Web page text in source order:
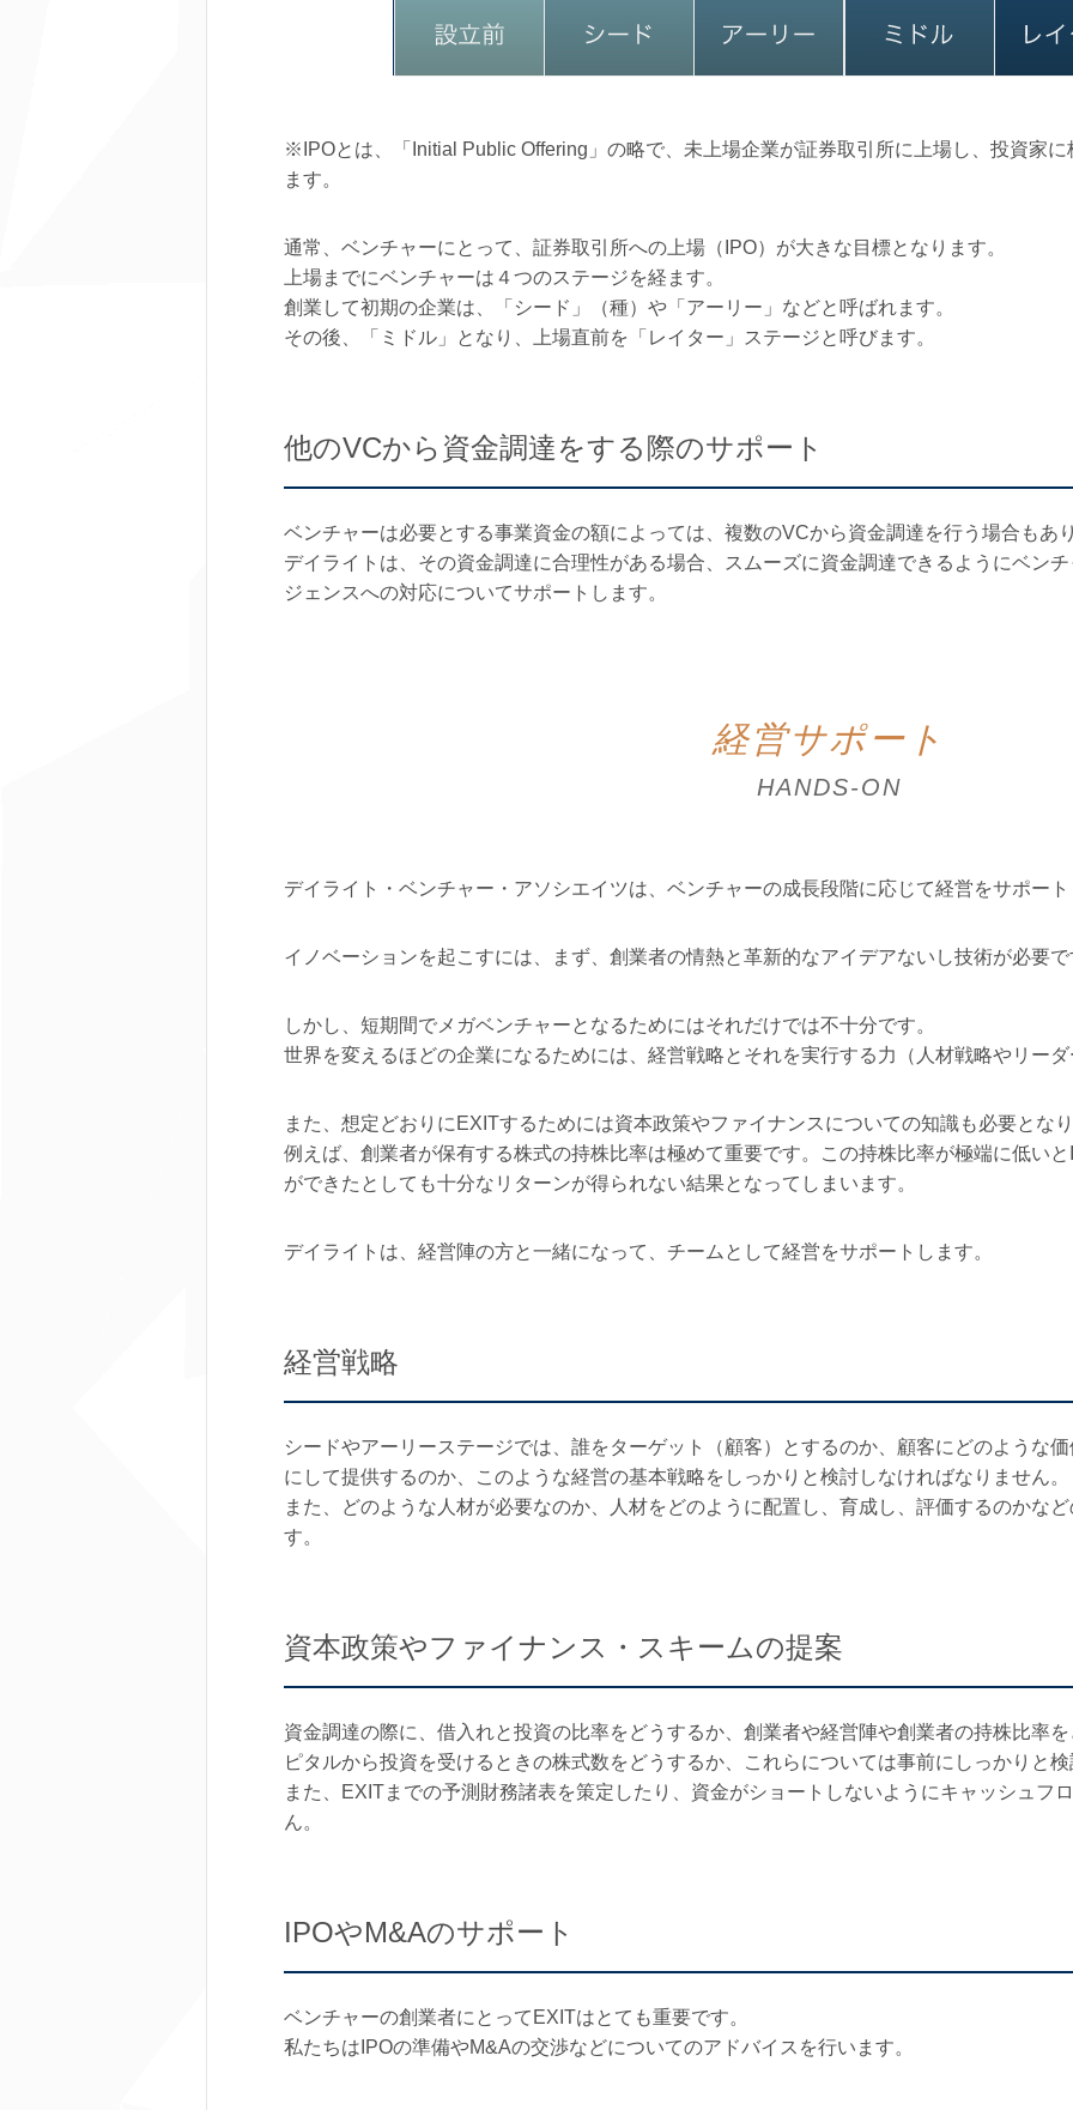
※IPOとは、「Initial Public Offering」の略で、未上場企業が証券取引所に上場し、投資家
ます。
通常、ベンチャーにとって、証券取引所への上場（IPO）が大きな目標となります。
上場までにベンチャーは４つのステージを経ます。
創業して初期の企業は、「シード」（種）や「アーリー」などと呼ばれます。
その後、「ミドル」となり、上場直前を「レイター」ステージと呼びます。
他のVCから資金調達をする際のサポート
ベンチャーは必要とする事業資金の額によっては、複数のVCから資金調達を行う場合もあ
デイライトは、その資金調達に合理性がある場合、スムーズに資金調達できるようにベン
ジェンスへの対応についてサポートします。
経営サポート
HANDS-ON
デイライト・ベンチャー・アソシエイツは、ベンチャーの成長段階に応じて経営をサポー
イノベーションを起こすには、まず、創業者の情熱と革新的なアイデアないし技術が必要
しかし、短期間でメガベンチャーとなるためにはそれだけでは不十分です。
世界を変えるほどの企業になるためには、経営戦略とそれを実行する力（人材戦略やリー
また、想定どおりにEXITするためには資本政策やファイナンスについての知識も必要とな
例えば、創業者が保有する株式の持株比率は極めて重要です。この持株比率が極端に低い
ができたとしても十分なリターンが得られない結果となってしまいます。
デイライトは、経営陣の方と一緒になって、チームとして経営をサポートします。
経営戦略
シードやアーリーステージでは、誰をターゲット（顧客）とするのか、顧客にどのような
にして提供するのか、このような経営の基本戦略をしっかりと検討しなければなりません。
また、どのような人材が必要なのか、人材をどのように配置し、育成し、評価するのかな
す。
資本政策やファイナンス・スキームの提案
資金調達の際に、借入れと投資の比率をどうするか、創業者や経営陣や創業者の持株比率
ピタルから投資を受けるときの株式数をどうするか、これらについては事前にしっかりと
また、EXITまでの予測財務諸表を策定したり、資金がショートしないようにキャッシュフ
ん。
IPOやM&Aのサポート
ベンチャーの創業者にとってEXITはとても重要です。
私たちはIPOの準備やM&Aの交渉などについてのアドバイスを行います。